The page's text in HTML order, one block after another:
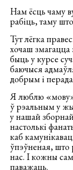
Нам ёсць чаму
рабіць, таму
Тут лёгка
хочаш змагацца
быць у курсе
баючыся
добрым і
Я люблю
ў рэальным у
у нашай
настолькі
каб
ўпэўненая, што
нас. І кожны
паважаць.